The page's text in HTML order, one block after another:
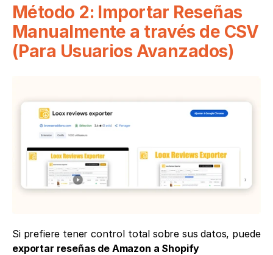
Método 2: Importar Reseñas
Manualmente a través de CSV
(Para Usuarios Avanzados)
Si prefiere tener control total sobre sus datos, puede
exportar reseñas de Amazon a Shopify